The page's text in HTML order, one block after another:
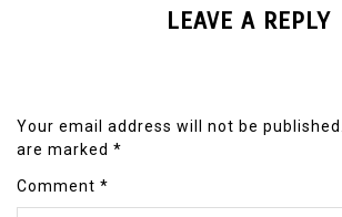
LEAVE A REPLY
Your email address will not be published.
are marked *
Comment *